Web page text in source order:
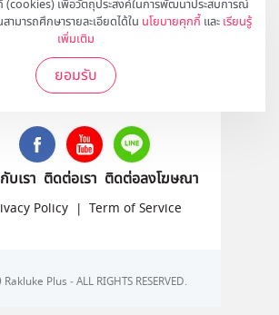
เพื่อวัตถุประสงค์ในการพัฒนาประสบการณ์
ามารถศึกษารายละเอียดได้ใน นโยบายคุกกี้ และ เรียนรู้
เพิ่มเติม
ยอมรับ
ติดตามเราได้ที่
บเรา ติดต่อเรา ติดต่อลงโฆษณา
Policy | Term of Service
Plus - ALL RIGHTS RESERVED.